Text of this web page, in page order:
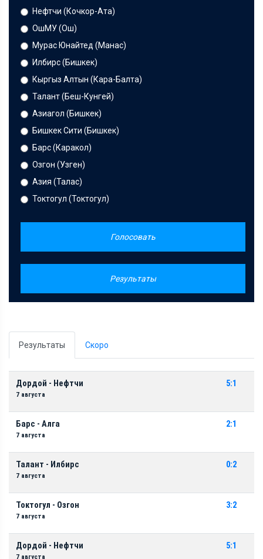
Нефтчи (Кочкор-Ата)
ОшМУ (Ош)
Мурас Юнайтед (Манас)
Илбирс (Бишкек)
Кыргыз Алтын (Кара-Балта)
Талант (Беш-Кунгей)
Азиагол (Бишкек)
Бишкек Сити (Бишкек)
Барс (Каракол)
Озгон (Узген)
Азия (Талас)
Токтогул (Токтогул)
Голосовать
Результаты
Результаты Скоро
Дордой - Нефтчи
7 августа
5:1
Барс - Алга
7 августа
2:1
Талант - Илбирс
7 августа
0:2
Токтогул - Озгон
7 августа
3:2
Дордой - Нефтчи
7 августа
5:1